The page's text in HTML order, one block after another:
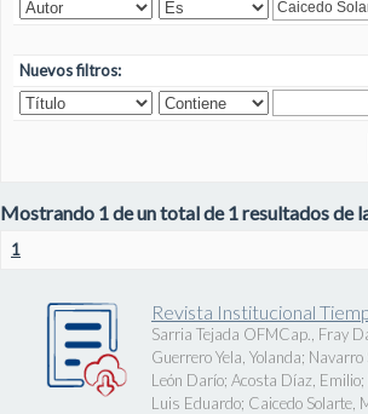
Nuevos filtros:
Mostrando 1 de un total de 1 resultados de
1
Revista Institucional
Sarria Tejada OFMCap., Fray
Guerrero Yela, Yolanda; Navarro
León Darío; Acosta Díaz, Emilio;
Luis Eduardo; Caicedo Solarte,